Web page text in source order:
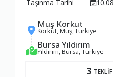
Taşınma Tarihi
Muş Korkut
Korkut, Muş, Türkiye
Bursa Yıldırım
Yıldırım, Bursa, Türkiye
3